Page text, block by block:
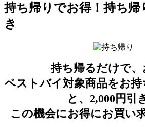
持ち帰りでお得！持ち帰
き
持ち帰るだけで、
ベストバイ対象商品をお持
と、2,000円引
この機会にお得にお買い